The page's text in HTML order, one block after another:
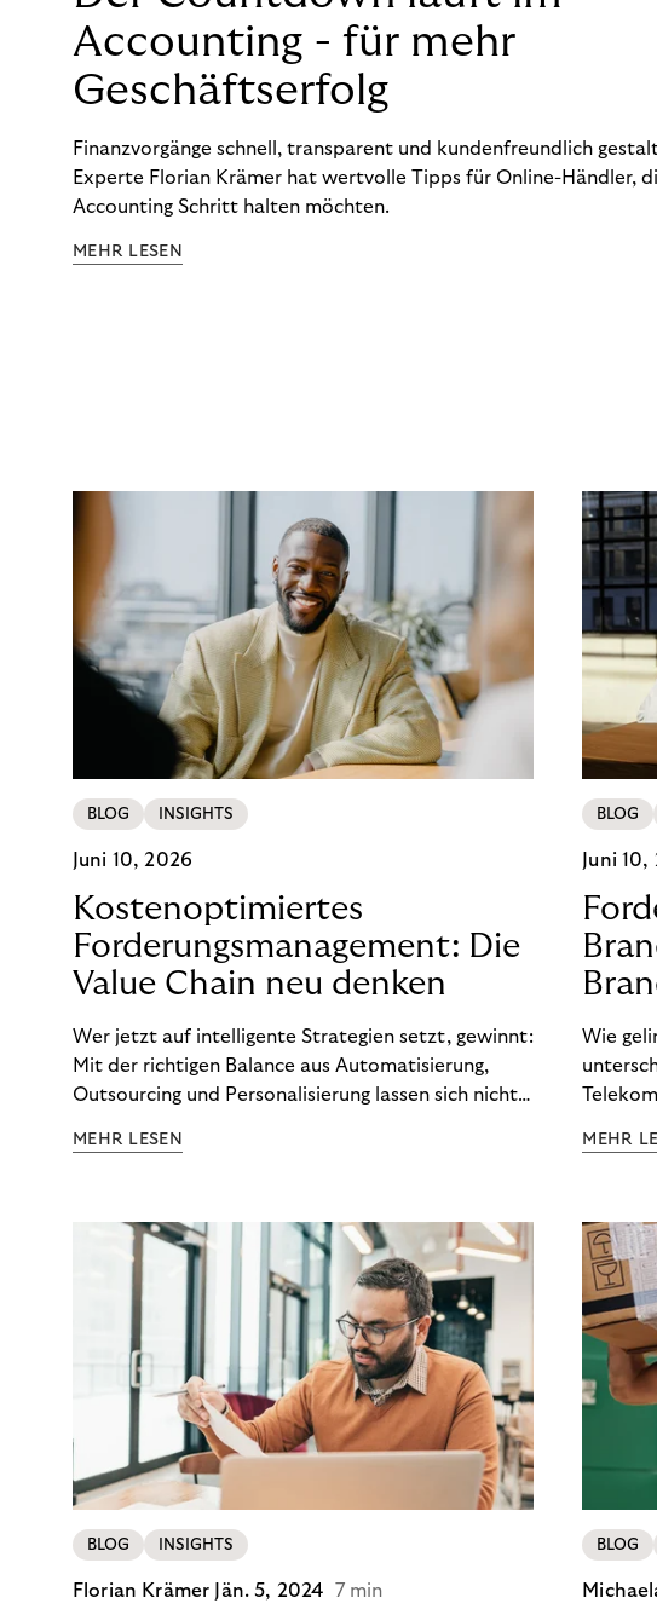
Accounting - für mehr
Geschäftserfolg
Finanzvorgänge schnell, transparent und kundenfreundlich
Experte Florian Krämer hat wertvolle Tipps für Online-Händler,
Accounting Schritt halten möchten.
MEHR LESEN
BLOG INSIGHTS
Juni 10, 2026
Kostenoptimiertes
Forderungsmanagement: Die
Value Chain neu denken
Wer jetzt auf intelligente Strategien setzt, gewinnt:
Mit der richtigen Balance aus Automatisierung,
Outsourcing und Personalisierung lassen sich nicht
Ergebnisse sichern. Riverty zeigt, wie Recovery-
MEHR LESEN
BLOG
Juni
Wie
MEHR
BLOG INSIGHTS
Florian Krämer Jän. 5, 2024 7 min
BLOG